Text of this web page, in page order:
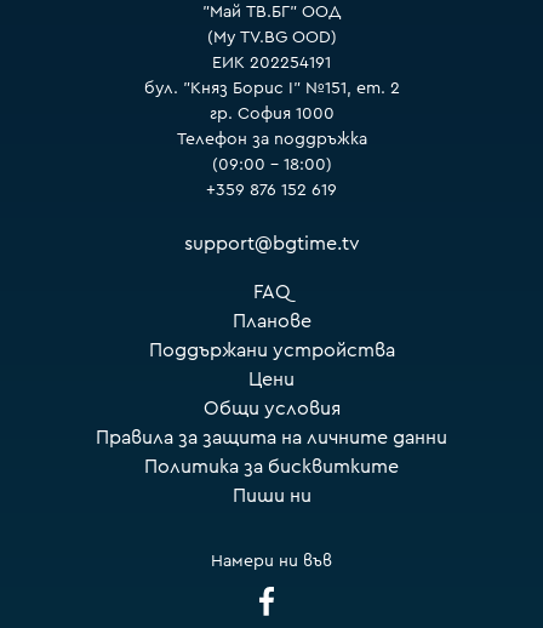
"Май ТВ.БГ" ООД
(My TV.BG OOD)
ЕИК 202254191
бул. "Княз Борис I" №151, ет. 2
гр. София 1000
Телефон за поддръжка
(09:00 – 18:00)
+359 876 152 619
support@bgtime.tv
FAQ
Планове
Поддържани устройства
Цени
Общи условия
Правила за защита на личните данни
Политика за бисквитките
Пиши ни
Намери ни във